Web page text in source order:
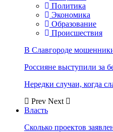
Политика
Экономика
Образование
Происшествия
В Славгороде
Россияне выступили за
Нередки случаи, когда
Prev Next
Власть
Сколько проектов